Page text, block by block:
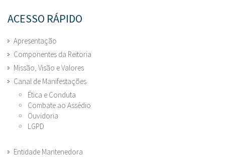
ACESSO RÁPIDO
Apresentação
Componentes da Reitoria
Missão, Visão e Valores
Canal de Manifestações
Ética e Conduta
Combate ao Assédio
Ouvidoria
LGPD
Entidade Mantenedora